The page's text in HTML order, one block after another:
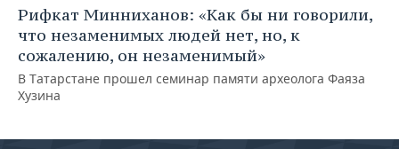
Рифкат Минниханов: «Как бы ни говорили,
что незаменимых людей нет, но, к
сожалению, он незаменимый»
В Татарстане прошел семинар памяти археолога Фаяза
Хузина